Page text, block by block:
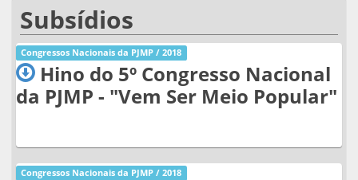
Subsídios
Congressos Nacionais da PJMP / 2018
Hino do 5º Congresso Nacional
da PJMP - "Vem Ser Meio Popular"
Congressos Nacionais da PJMP / 2018